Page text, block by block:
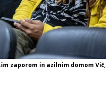
zaporom in azilnim domom Vič,